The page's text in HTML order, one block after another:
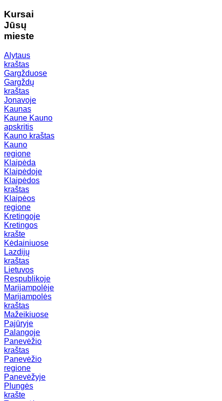
Kursai
Jūsų
mieste
Alytaus
kraštas
Gargžduose
Gargždų
kraštas
Jonavoje
Kaunas
Kaune Kauno
apskritis
Kauno kraštas
Kauno
regione
Klaipėda
Klaipėdoje
Klaipėdos
kraštas
Klaipėos
regione
Kretingoje
Kretingos
krašte
Kėdainiuose
Lazdijų
kraštas
Lietuvos
Respublikoje
Marijampolėje
Marijampolės
kraštas
Mažeikiuose
Pajūryje
Palangoje
Panevėžio
kraštas
Panevėžio
regione
Panevėžyje
Plungės
krašte